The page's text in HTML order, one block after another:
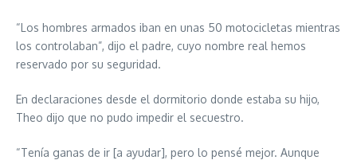
“Los hombres armados iban en unas 50 motocicletas mientras
los controlaban”, dijo el padre, cuyo nombre real hemos
reservado por su seguridad.
En declaraciones desde el dormitorio donde estaba su hijo,
Theo dijo que no pudo impedir el secuestro.
“Tenía ganas de ir [a ayudar], pero lo pensé mejor. Aunque